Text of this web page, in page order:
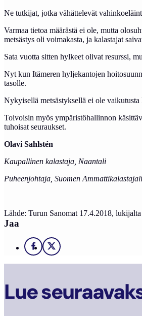
Ne tutkijat, jotka vähättelevät
Varmaa tietoa määrästä ei ole, mutta
metsästys oli voimakasta, ja kalastajat
Sata vuotta sitten hylkeet olivat resurssi,
Nyt kun Itämeren hyljekantojen
tasolle.
Nykyisellä metsästyksellä ei ole
Toivoisin myös ympäristöhallinnon
tuhoisat seuraukset.
Olavi Sahlstén
Kaupallinen kalastaja, Naantali
Puheenjohtaja, Suomen
Lähde: Turun Sanomat 17.4.2018, lukijalta
Jaa
Facebook
X
Lue